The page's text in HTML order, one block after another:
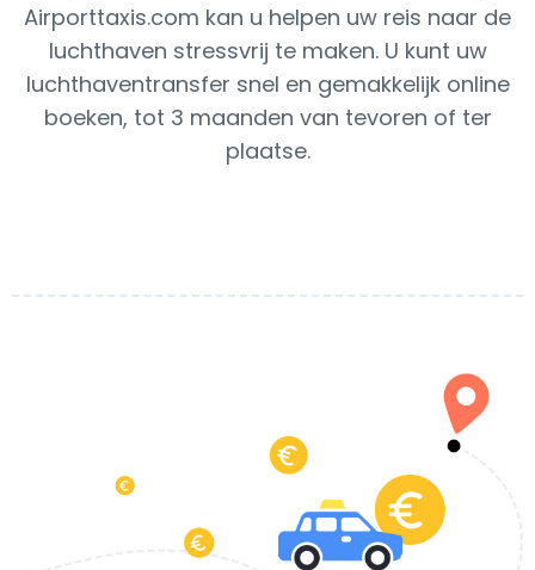
Airporttaxis.com kan u helpen uw reis naar de
luchthaven stressvrij te maken. U kunt uw
luchthaventransfer snel en gemakkelijk online
boeken, tot 3 maanden van tevoren of ter
plaatse.